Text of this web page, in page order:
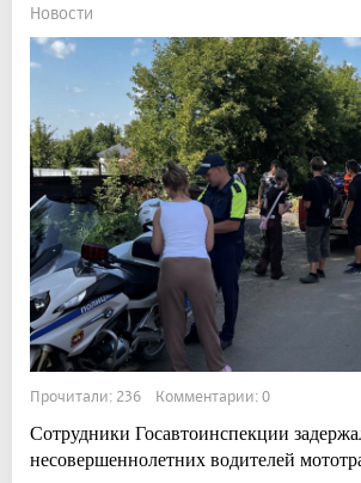
Новости
Прочитали: 236 Комментарии: 0
Сотрудники Госавтоинспекции
несовершеннолетних водителей